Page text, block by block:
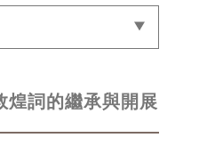
煌詞的繼承與開展